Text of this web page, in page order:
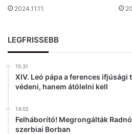
ő
r
2024.11.11.
LEGFRISSEBB
15:31
XIV. Leó pápa a ferences
védeni, hanem átölelni kell
14:02
Felháborító! Megrongálták
szerbiai Borban